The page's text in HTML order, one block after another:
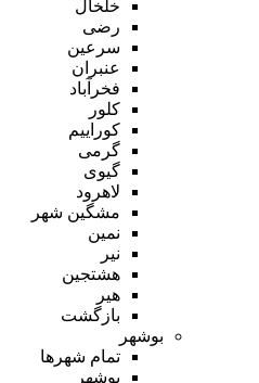
خلخال
رضی
سرعین
عنبران
فخرآباد
کلور
کوراییم
گرمی
گیوی
لاهرود
مشگین شهر
نمین
نیر
هشتجین
هیر
بازگشت
بوشهر
تمام شهر‌ها
بوشهر